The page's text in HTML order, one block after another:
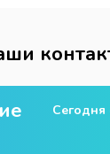
Сегодня